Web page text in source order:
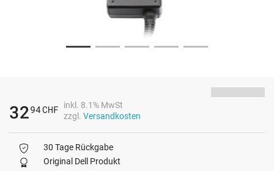
3294CHF
inkl. 8.1% MwSt
zzgl. Versandkosten
30 Tage Rückgabe
Original Dell Produkt